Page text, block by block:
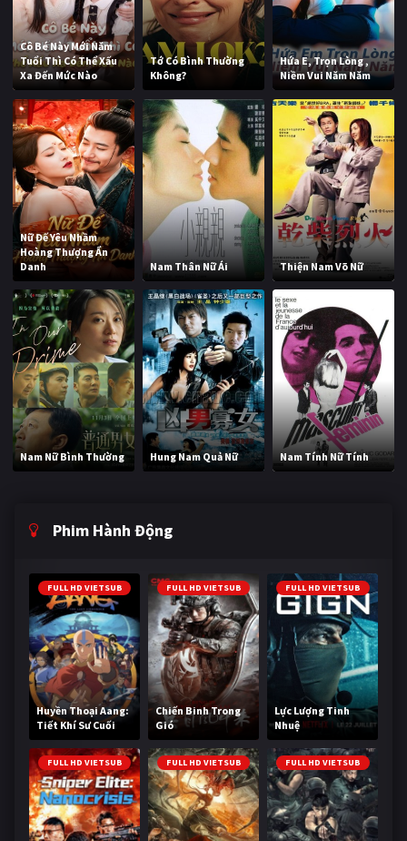
Cô Bé Này Mới Năm
Tuổi Thì Có Thể Xấu
Xa Đến Mức Nào
Tớ Có Bình Thường
Không?
Hứa E, Trọn Lòng ,
Niềm Vui Năm Năm
Nữ Đế Yêu Nhầm
Hoàng Thượng Ẩn
Danh
Nam Thân Nữ Ái Thiện Nam Võ Nữ
Nam Nữ Bình Thường Hung Nam Quả Nữ Nam Tính Nữ Tính
Phim Hành Động
FULL HD VIETSUB
Huyền Thoại Aang:
Tiết Khí Sư Cuối
Cùng
FULL HD VIETSUB
Chiến Binh Trong
Gió
FULL HD VIETSUB
Lực Lượng Tinh
Nhuệ
FULL HD VIETSUB FULL HD VIETSUB FULL HD VIETSUB